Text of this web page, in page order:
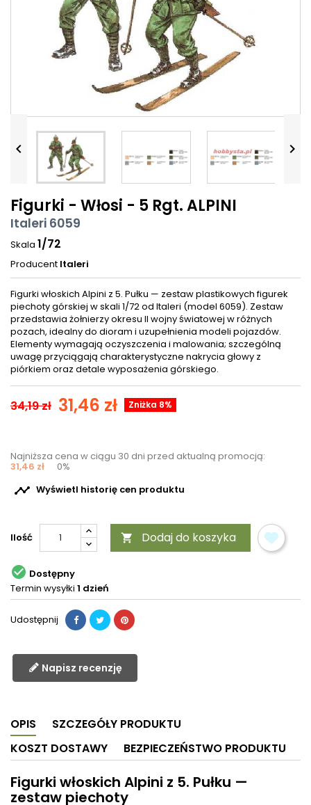
 
Figurki - Włosi - 5 Rgt. ALPINI
Italeri 6059
Skala 1/72
Producent Italeri
Figurki włoskich Alpini z 5. Pułku — zestaw plastikowych figurek
piechoty górskiej w skali 1/72 od Italeri (model 6059). Zestaw
przedstawia żołnierzy okresu II wojny światowej w różnych
pozach, idealny do dioram i uzupełnienia modeli pojazdów.
Elementy wymagają oczyszczenia i malowania; szczególną
uwagę przyciągają charakterystyczne nakrycia głowy z
piórkiem oraz detale wyposażenia górskiego.
34,19 zł 31,46 zł Zniżka 8%
Najniższa cena w ciągu 30 dni przed aktualną promocją:
31,46 zł 0%
 Wyświetl historię cen produktu
Ilość  Dodaj do koszyka
 Dostępny
Termin wysyłki 1 dzień
Udostępnij
Napisz recenzję
OPIS
SZCZEGÓŁY PRODUKTU
KOSZT DOSTAWY
BEZPIECZEŃSTWO PRODUKTU
Figurki włoskich Alpini z 5. Pułku —
zestaw piechoty